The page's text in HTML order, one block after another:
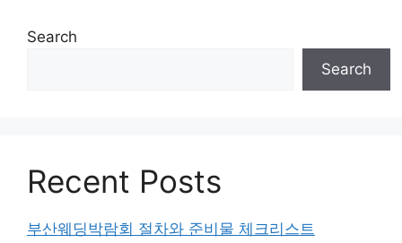
Search
Search
Recent Posts
부산웨딩박람회 절차와 준비물 체크리스트